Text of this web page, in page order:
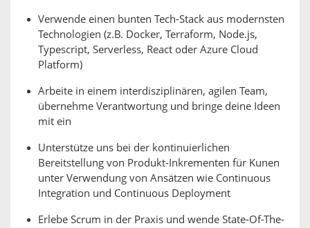
Verwende einen bunten Tech-Stack aus modernsten
Technologien (z.B. Docker, Terraform, Node.js,
Typescript, Serverless, React oder Azure Cloud
Platform)
Arbeite in einem interdisziplinären, agilen Team,
übernehme Verantwortung und bringe deine Ideen
mit ein
Unterstütze uns bei der kontinuierlichen
Bereitstellung von Produkt-Inkrementen für Kunen
unter Verwendung von Ansätzen wie Continuous
Integration und Continuous Deployment
Erlebe Scrum in der Praxis und wende State-Of-The-